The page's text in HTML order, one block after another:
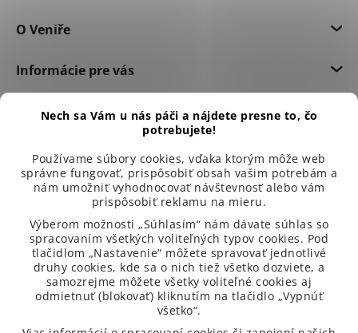
Nech sa Vám u nás páči a nájdete presne to, čo
potrebujete!
Používame súbory cookies, vďaka ktorým môže web
správne fungovať, prispôsobiť obsah vašim potrebám a
nám umožniť vyhodnocovať návštevnosť alebo vám
prispôsobiť reklamu na mieru.
Výberom možnosti „Súhlasím“ nám dávate súhlas so
spracovaním všetkých voliteľných typov cookies. Pod
tlačidlom „Nastavenie“ môžete spravovať jednotlivé
druhy cookies, kde sa o nich tiež všetko dozviete, a
samozrejme môžete všetky voliteľné cookies aj
odmietnuť (blokovať) kliknutím na tlačidlo „Vypnúť
všetko“.
O Veniře
Informácie pre vás
Dôležité informácie
99 % spokojených zákazníků